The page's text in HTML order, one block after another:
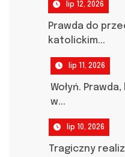
lip 12, 2026
Prawda do
katolickim...
lip 11, 2026
Wołyń.
w...
lip 10, 2026
Tragiczny